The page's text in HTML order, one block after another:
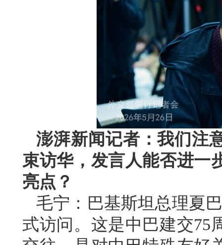
澎湃新闻记者：我们注
束访华，发言人能否进一
亮点？
毛宁：巴基斯坦总理夏
式访问。这是中巴建交75